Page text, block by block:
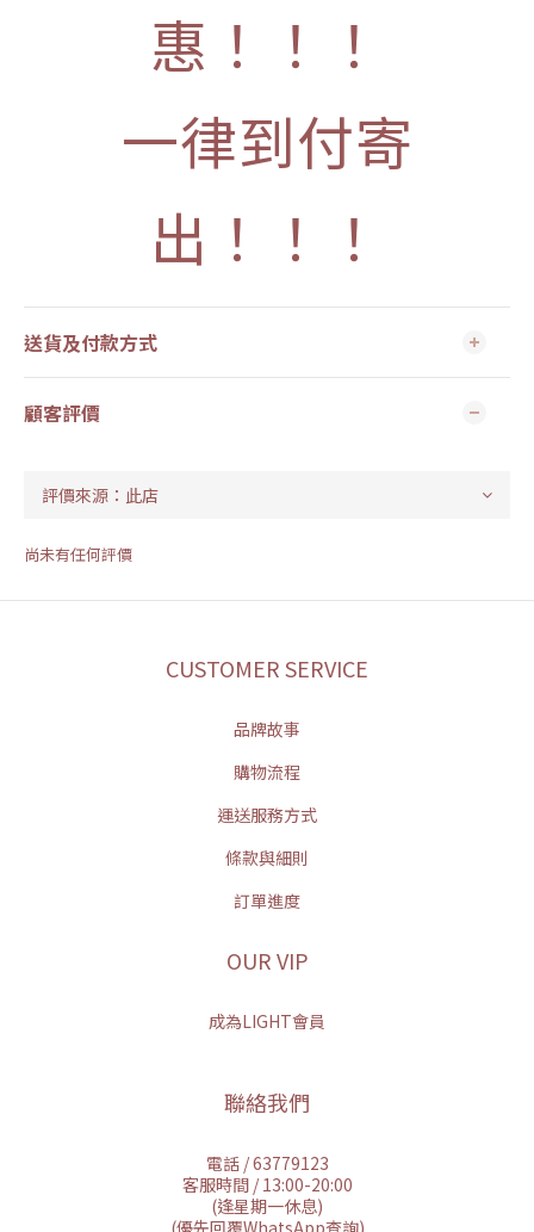
惠！！！
一律到付寄
出！！！
送貨及付款方式
顧客評價
尚未有任何評價
CUSTOMER SERVICE
品牌故事
購物流程
運送服務方式
條款與細則
訂單進度
OUR VIP
成為LIGHT會員
聯絡我們
電話 / 63779123
客服時間 / 13:00-20:00
(逢星期一休息)
(優先回覆WhatsApp查詢)